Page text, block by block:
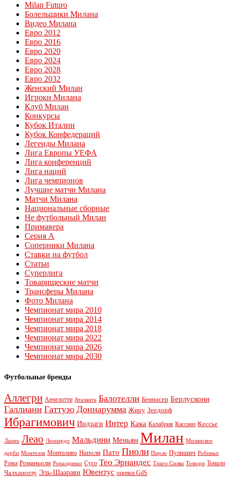
Milan Futuro
Болельщики Милана
Видео Милана
Евро 2012
Евро 2016
Евро 2020
Евро 2024
Евро 2028
Евро 2032
Женский Милан
Игроки Милана
Клуб Милан
Конкурсы
Кубок Италии
Кубок Конфедераций
Легенды Милана
Лига Европы УЕФА
Лига конференций
Лига наций
Лига чемпионов
Лучшие матчи Милана
Матчи Милана
Национальные сборные
Не футбольный Милан
Примавера
Серия А
Соперники Милана
Ставки на футбол
Статьи
Суперлига
Товарищеские матчи
Трансферы Милана
Фото Милана
Чемпионат мира 2010
Чемпионат мира 2014
Чемпионат мира 2018
Чемпионат мира 2022
Чемпионат мира 2026
Чемпионат мира 2030
Футбольные бренды
Аллегри Анчелотти Аталанта Балотелли Беннасер Берлускони
Галлиани Гаттузо Доннарумма Жиру Зеедорф
Ибрагимович Индзаги Интер Кака Калабрия Кассано Кессье
Лацио Леао Леонардо Мальдини Меньян Милан Миланское
дерби Монтелла Монтоливо Наполи Пато Пиоли Пирло Пулишич Робиньо
Рома Романьоли Роналдиньо Сусо Тео Эрнандес Тиаго Силва Томори Тонали
Чалханоглу Эль-Шаарави Ювентус оценки GdS